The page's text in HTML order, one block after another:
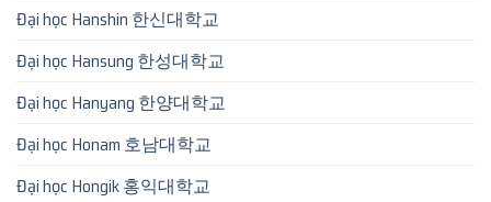
Đại học Hanshin 한신대학교
Đại học Hansung 한성대학교
Đại học Hanyang 한양대학교
Đại học Honam 호남대학교
Đại học Hongik 홍익대학교